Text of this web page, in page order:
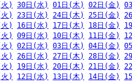
) 30日(水) 01日(木) 02日(金)
) 23日(水) 24日(木) 25日(金)
) 16日(水) 17日(木) 18日(金)
) 09日(水) 10日(木) 11日(金)
) 02日(水) 03日(木) 04日(金)
) 26日(水) 27日(木) 28日(金)
) 19日(水) 20日(木) 21日(金)
) 12日(水) 13日(木) 14日(金)